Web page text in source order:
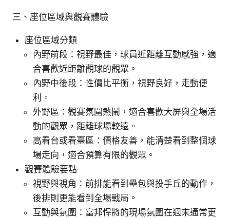
三、座位區域與觀賽體驗
座位區域分類
內野前段：視野最佳，球員近距離互動感強，適
合喜歡近距離觀球的觀眾。
內野中後段：性價比平衡，視野良好，走動便
利。
外野區：觀賽氛圍熱鬧，適合喜歡大屏與全場活
動的觀眾，距離球場較遠。
高看台或看臺區：價格友善，能清楚看到整個球
場走向，適合預算有限的觀眾。
觀賽體驗要點
視野與視角：前排能看到壘包與投手丘的動作，
後排則更能看到全場戰局。
互動與氛圍：富邦悍將的現場氛圍在週末通常更